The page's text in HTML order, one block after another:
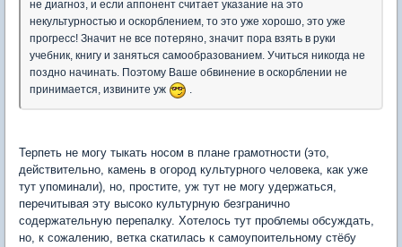
не диагноз, и если аппонент считает указание на это
некультурностью и оскорблением, то это уже хорошо, это уже
прогресс! Значит не все потеряно, значит пора взять в руки
учебник, книгу и заняться самообразованием. Учиться никогда не
поздно начинать. Поэтому Ваше обвинение в оскорблении не
принимается, извините уж
.
Терпеть не могу тыкать носом в плане грамотности (это,
действительно, камень в огород культурного человека, как уже
тут упоминали), но, простите, уж тут не могу удержаться,
перечитывая эту высоко культурную безгранично
содержательную перепалку. Хотелось тут проблемы обсуждать,
но, к сожалению, ветка скатилась к самоупоительному стёбу